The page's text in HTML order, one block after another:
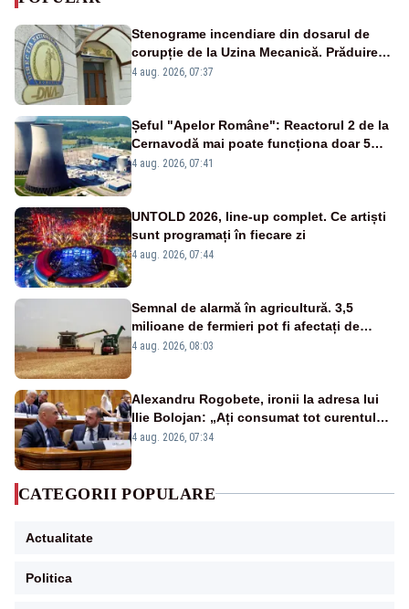
Stenograme incendiare din dosarul de
corupție de la Uzina Mecanică. Prăduirea
banilor din programul SAFE, interceptată
4 aug. 2026, 07:37
Șeful "Apelor Române": Reactorul 2 de la
Cernavodă mai poate funcționa doar 5
zile
4 aug. 2026, 07:41
UNTOLD 2026, line-up complet. Ce artiști
sunt programați în fiecare zi
4 aug. 2026, 07:44
Semnal de alarmă în agricultură. 3,5
milioane de fermieri pot fi afectați de
strategia pentru conservarea
4 aug. 2026, 08:03
Alexandru Rogobete, ironii la adresa lui
Ilie Bolojan: „Ați consumat tot curentul
urmărind șobolani imaginari”
4 aug. 2026, 07:34
CATEGORII POPULARE
Actualitate
Politica